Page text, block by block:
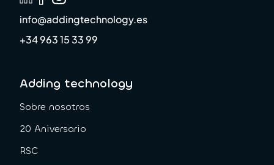
info@addingtechnology.es
+34 963 15 33 99
Adding technology
Sobre nosotros
20 Aniversario
RSC